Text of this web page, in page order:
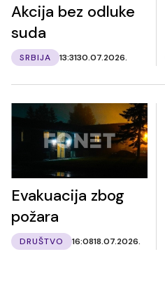
Akcija bez odluke
suda
SRBIJA 13:3130.07.2026.
Evakuacija zbog
požara
DRUŠTVO 16:0818.07.2026.